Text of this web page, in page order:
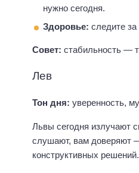
нужно сегодня.
Здоровье: следите за
Совет: стабильность —
Лев
Тон дня: уверенность,
Львы сегодня излучают
слушают, вам доверяют
конструктивных решений.